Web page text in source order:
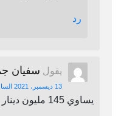
رد
يقول سفيان
13 ديسمبر، 2021 الساعة 10:33 ص
يساوي 145 مليون دينار عراقي